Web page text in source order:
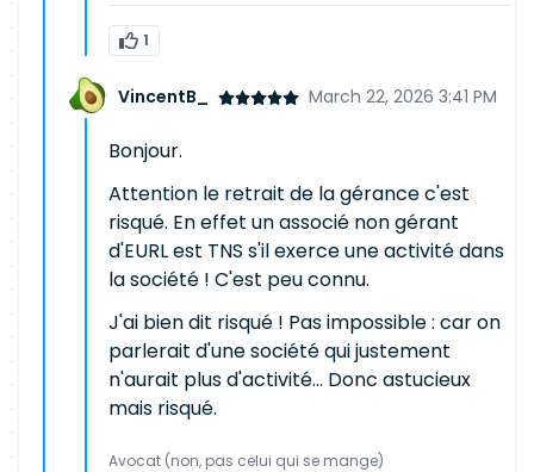
1
VincentB_ March 22, 2026 3:41 PM
Bonjour.
Attention le retrait de la gérance c'est
risqué. En effet un associé non gérant
d'EURL est TNS s'il exerce une activité dans
la société ! C'est peu connu.
J'ai bien dit risqué ! Pas impossible : car on
parlerait d'une société qui justement
n'aurait plus d'activité... Donc astucieux
mais risqué.
Avocat (non, pas celui qui se mange)